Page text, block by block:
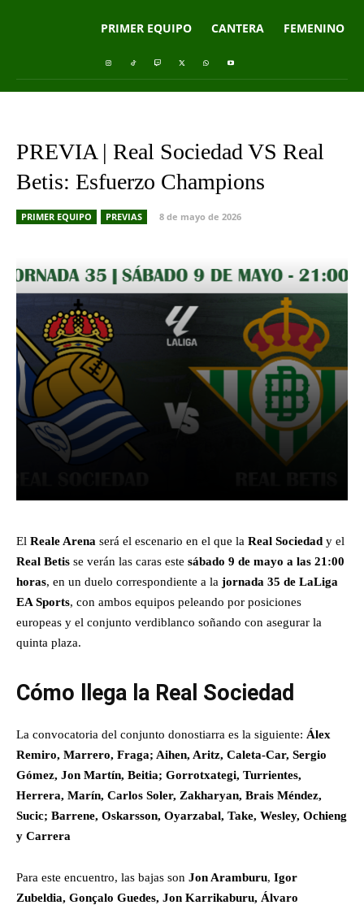
PRIMER EQUIPO CANTERA FEMENINO
PREVIA | Real Sociedad VS Real
Betis: Esfuerzo Champions
PRIMER EQUIPO PREVIAS 8 de mayo de 2026
El Reale Arena será el escenario en el que la Real Sociedad y el
Real Betis se verán las caras este sábado 9 de mayo a las 21:00
horas, en un duelo correspondiente a la jornada 35 de LaLiga
EA Sports, con ambos equipos peleando por posiciones
europeas y el conjunto verdiblanco soñando con asegurar la
quinta plaza.
Cómo llega la Real Sociedad
La convocatoria del conjunto donostiarra es la siguiente: Álex
Remiro, Marrero, Fraga; Aihen, Aritz, Caleta-Car, Sergio
Gómez, Jon Martín, Beitia; Gorrotxategi, Turrientes,
Herrera, Marín, Carlos Soler, Zakharyan, Brais Méndez,
Sucic; Barrene, Oskarsson, Oyarzabal, Take, Wesley, Ochieng
y Carrera
Para este encuentro, las bajas son Jon Aramburu, Igor
Zubeldia, Gonçalo Guedes, Jon Karrikaburu, Álvaro